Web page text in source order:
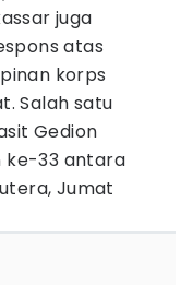
juga
atas
korps
Salah satu
Gedion
ke-33 antara
Jumat